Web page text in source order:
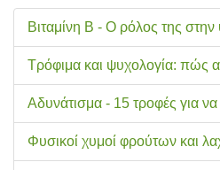
Βιταμίνη Β - Ο ρόλος της στην
Τρόφιμα και ψυχολογία: πώς
Αδυνάτισμα - 15 τροφές για να
Φυσικοί χυμοί φρούτων και